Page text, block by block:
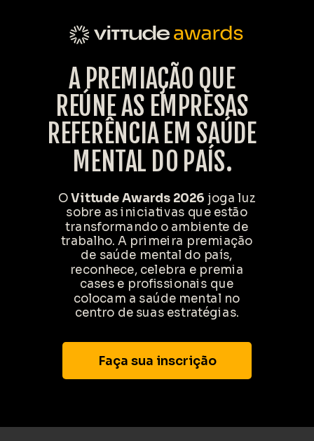
A PREMIAÇÃO QUE
REÚNE AS EMPRESAS
REFERÊNCIA EM SAÚDE
MENTAL DO PAÍS.
OVittude Awards 2026 joga luz
sobre as iniciativas que estão
transformando o ambiente de
trabalho. A primeira premiação
de saúde mental do país,
reconhece, celebra e premia
cases e profissionais que
colocam a saúde mental no
centro de suas estratégias.
Faça sua inscrição